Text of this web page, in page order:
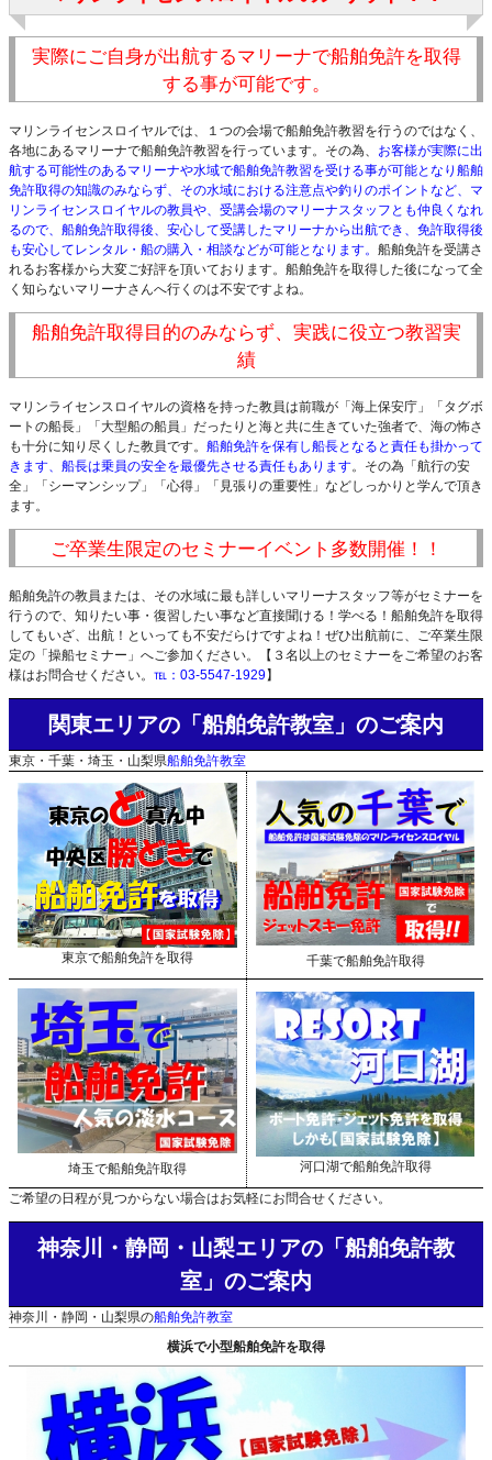
実際にご自身が出航するマリーナで船舶免許を取得
する事が可能です。
マリンライセンスロイヤルでは、１つの会場で船舶免許教習を行うのではなく、
各地にあるマリーナで船舶免許教習を行っています。その為、 お客様が実際に出
航する可能性のあるマリーナや水域で船舶免許教習を受ける事が可能となり船舶
免許取得の知識のみならず、その水域における注意点や釣りのポイントなど、マ
リンライセンスロイヤルの教員や、受講会場のマリーナスタッフとも仲良くなれ
るので、船舶免許取得後、安心して受講したマリーナから出航でき、免許取得後
も安心してレンタル・船の購入・相談などが可能となります。 船舶免許を受講さ
れるお客様から大変ご好評を頂いております。船舶免許を取得した後になって全
く知らないマリーナさんへ行くのは不安ですよね。
船舶免許取得目的のみならず、実践に役立つ教習実
績
マリンライセンスロイヤルの資格を持った教員は前職が「海上保安庁」「タグボ
ートの船長」「大型船の船員」だったりと海と共に生きていた強者で、海の怖さ
も十分に知り尽くした教員です。 船舶免許を保有し船長となると責任も掛かって
きます、船長は乗員の安全を最優先させる責任もあります。その為「航行の安
全」「シーマンシップ」「心得」「見張りの重要性」などしっかりと学んで頂き
ます。
ご卒業生限定のセミナーイベント多数開催！！
船舶免許の教員または、その水域に最も詳しいマリーナスタッフ等がセミナーを
行うので、知りたい事・復習したい事など直接聞ける！学べる！船舶免許を取得
してもいざ、出航！といっても不安だらけですよね！ぜひ出航前に、ご卒業生限
定の「操船セミナー」へご参加ください。【３名以上のセミナーをご希望のお客
様はお問合せください。 ℡：03-5547-1929】
関東エリアの「船舶免許教室」のご案内
東京・千葉・埼玉・山梨県船舶免許教室
東京で船舶免許を取得 千葉で船舶免許取得
埼玉で船舶免許取得 河口湖で船舶免許取得
ご希望の日程が見つからない場合はお気軽にお問合せください。
神奈川・静岡・山梨エリアの「船舶免許教
室」のご案内
神奈川・静岡・山梨県の船舶免許教室
横浜で小型船舶免許を取得